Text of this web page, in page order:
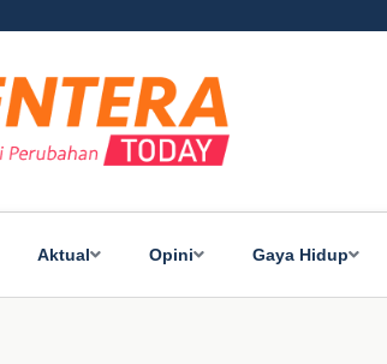
Aktual Opini Gaya Hidup